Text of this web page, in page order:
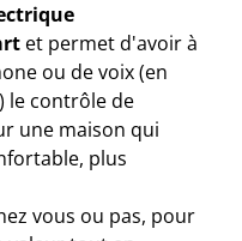
et permet d'avoir à
ou de voix (en
le contrôle de
une maison qui
plus
vous ou pas, pour